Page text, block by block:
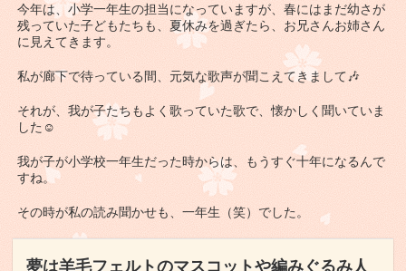
今年は、小学一年生の担当になっていますが、春にはまだ幼さが
残っていた子どもたちも、夏休みを過ぎたら、お兄さんお姉さん
に見えてきます。
私が廊下で待っている間、元気な歌声が聞こえてきまして🎶
それが、我が子たちもよく歌っていた歌で、懐かしく聞いていま
した☺
我が子が小学校一年生だった時からは、もうすぐ十年になるんで
すね。
その時が私の読み聞かせも、一年生（笑）でした。
夢は羊毛フェルトのマスコットや編みぐるみ人